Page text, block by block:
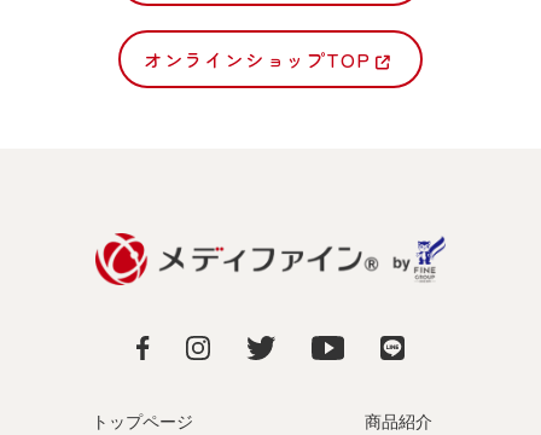
オンラインショップTOP
トップページ
商品紹介